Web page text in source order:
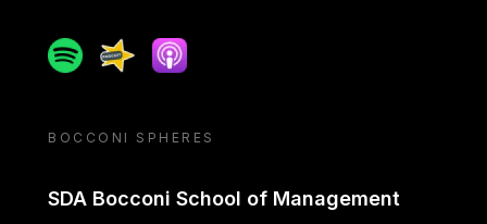
SpotifySpreakerApple podcast
BOCCONI SPHERES
SDA Bocconi School of Management